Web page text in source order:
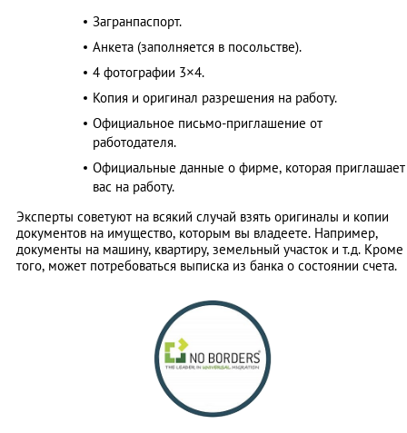
Загранпаспорт.
Анкета (заполняется в посольстве).
4 фотографии 3×4.
Копия и оригинал разрешения на работу.
Официальное письмо-приглашение от
работодателя.
Официальные данные о фирме, которая приглашает
вас на работу.
Эксперты советуют на всякий случай взять оригиналы и копии
документов на имущество, которым вы владеете. Например,
документы на машину, квартиру, земельный участок и т.д. Кроме
того, может потребоваться выписка из банка о состоянии счета.